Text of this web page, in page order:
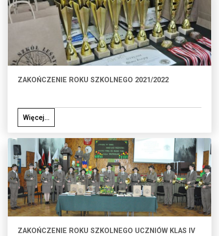
ZAKOŃCZENIE ROKU SZKOLNEGO 2021/2022
Więcej…
ZAKOŃCZENIE ROKU SZKOLNEGO UCZNIÓW KLAS IV